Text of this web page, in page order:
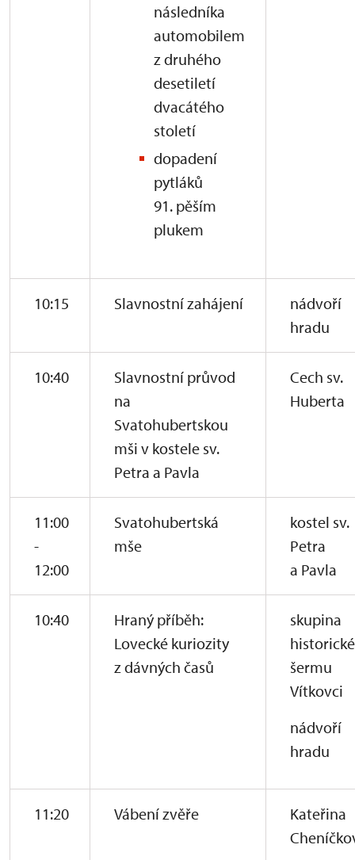
následníka
automobilem
z druhého
desetiletí
dvacátého
století
dopadení
pytláků
91. pěším
plukem
10:15 Slavnostní zahájení
nádvoří
hradu
10:40
Slavnostní průvod
na
Svatohubertskou
mši v kostele sv.
Petra a Pavla
Cech sv.
Huberta
11:00
-
12:00
Svatohubertská
mše
kostel sv.
Petra
a Pavla
10:40
Hraný příběh:
Lovecké kuriozity
z dávných časů
skupina
šermu
Vítkovci
nádvoří
hradu
11:20 Vábení zvěře
Kateřina